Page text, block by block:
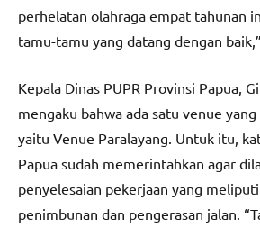
perhelatan olahraga empat tahunan
tamu-tamu yang datang dengan
Kepala Dinas PUPR Provinsi Papua,
mengaku bahwa ada satu venue
yaitu Venue Paralayang. Untuk itu,
Papua sudah memerintahkan agar
penyelesaian pekerjaan yang
penimbunan dan pengerasan jalan.